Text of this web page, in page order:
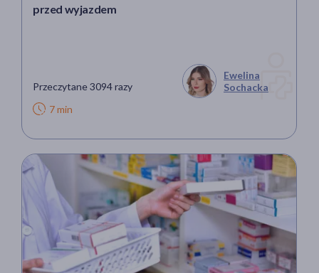
przed wyjazdem
Przeczytane 3094 razy
7 min
Ewelina
Sochacka